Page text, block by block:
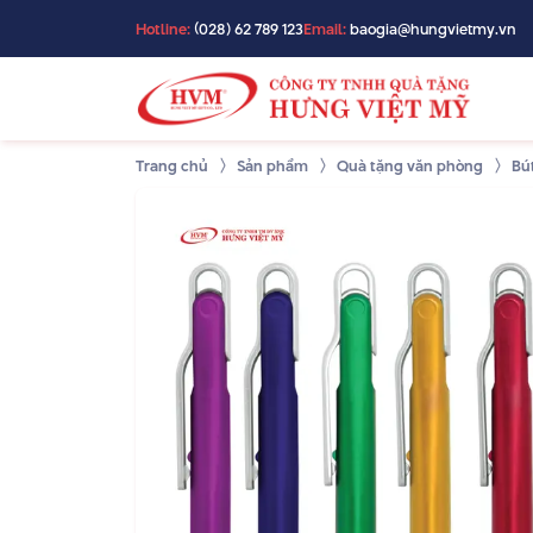
Hotline:(028) 62 789 123Email:baogia@hungvietmy.vn
Trang chủ Sản phẩm Quà tặng văn phòng